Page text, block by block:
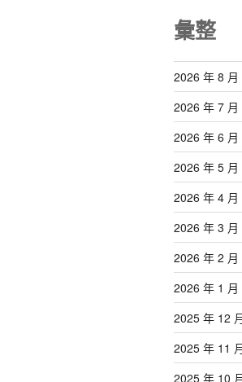
彙整
2026 年 8 月
2026 年 7 月
2026 年 6 月
2026 年 5 月
2026 年 4 月
2026 年 3 月
2026 年 2 月
2026 年 1 月
2025 年 12
2025 年 11
2025 年 10